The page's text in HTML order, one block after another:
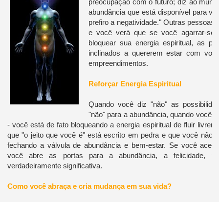
preocupação com o futuro; diz ao
abundância que está disponível para
prefiro a negatividade." Outras pessoas
e você verá que se você agarrar-se
bloquear sua energia espiritual, as
inclinados a quererem estar com
empreendimentos.
Reforçar Energia Espiritual
Quando você diz "não" as
"não" para a abundância, quando você
- você está de fato bloqueando a energia espiritual de fluir
que "o jeito que você é" está escrito em pedra e que você não
fechando a válvula de abundância e bem-estar. Se você
você abre as portas para a abundância, a felicidade,
verdadeiramente significativa.
Como você abraça e cria mudança em sua vida?